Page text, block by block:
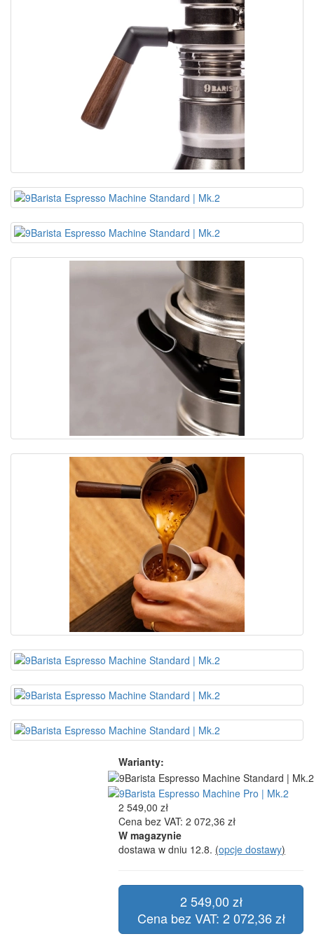
Warianty:
2 549,00 zł
Cena bez VAT: 2 072,36 zł
W magazynie
dostawa w dniu 12.8. (opcje dostawy)
2 549,00 zł
Cena bez VAT: 2 072,36 zł